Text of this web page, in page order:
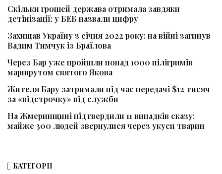
Скільки грошей держава отримала завдяки
детінізації: у БЕБ назвали цифру
Захищав Україну з січня 2022 року: на війні загинув
Вадим Тимчук із Браїлова
Через Бар уже пройшли понад 1000 пілігримів
маршрутом святого Якова
Жителя Бару затримали під час передачі $12 тисяч
за «відстрочку» від служби
На Жмеринщині підтвердили 11 випадків сказу:
майже 300 людей звернулися через укуси тварин
КАТЕГОРІЇ